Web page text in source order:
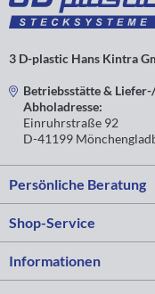
3 D-plastic Hans Kintra
Betriebsstätte &
Abholadresse:
Einruhrstraße 92
D-41199
Persönliche Beratung
Shop-Service
Informationen